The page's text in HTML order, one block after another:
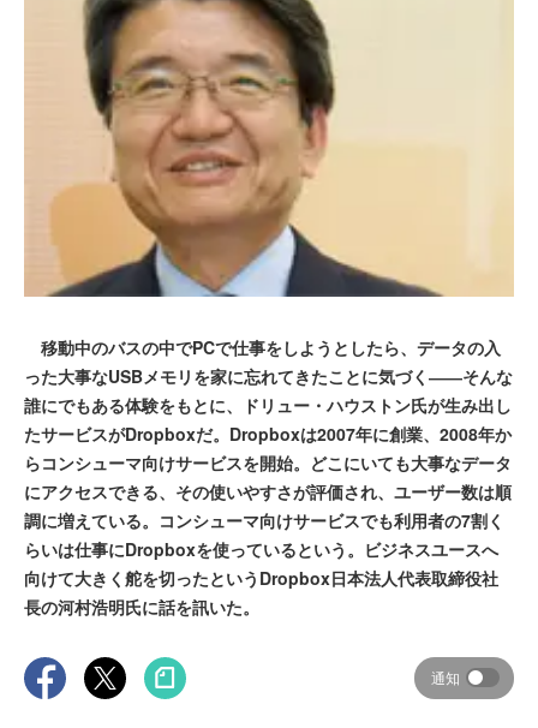
移動中のバスの中でPCで仕事をしようとしたら、データの入
った大事なUSBメモリを家に忘れてきたことに気づく――そんな
誰にでもある体験をもとに、ドリュー・ハウストン氏が生み出し
たサービスがDropboxだ。Dropboxは2007年に創業、2008年か
らコンシューマ向けサービスを開始。どこにいても大事なデータ
にアクセスできる、その使いやすさが評価され、ユーザー数は順
調に増えている。コンシューマ向けサービスでも利用者の7割く
らいは仕事にDropboxを使っているという。ビジネスユースへ
向けて大きく舵を切ったというDropbox日本法人代表取締役社
長の河村浩明氏に話を訊いた。
通知